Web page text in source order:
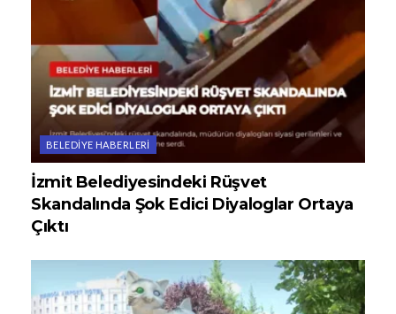
BELEDIYE HABERLERI
İzmit Belediyesindeki Rüşvet
Skandalında Şok Edici Diyaloglar Ortaya
Çıktı